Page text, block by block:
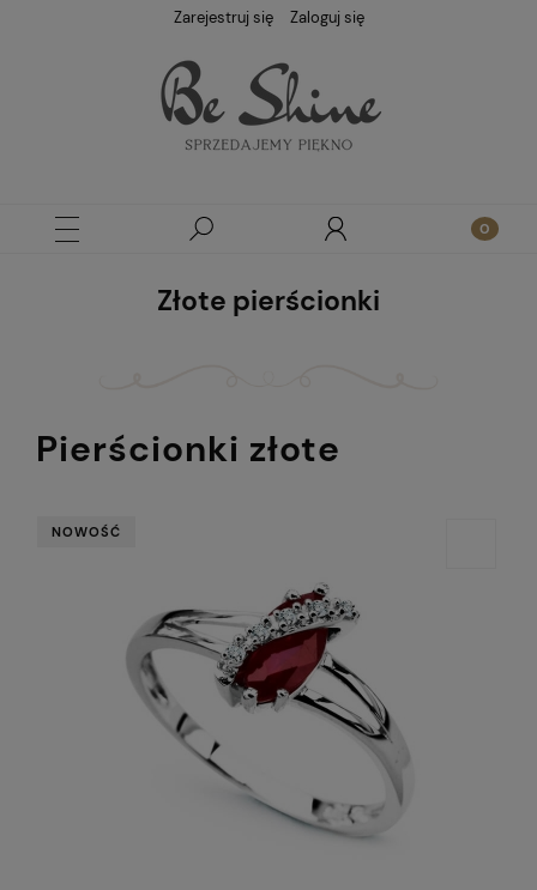
Zarejestruj się Zaloguj się
Złote pierścionki
Pierścionki złote
NOWOŚĆ